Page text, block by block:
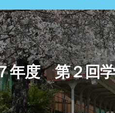
年度 第２回